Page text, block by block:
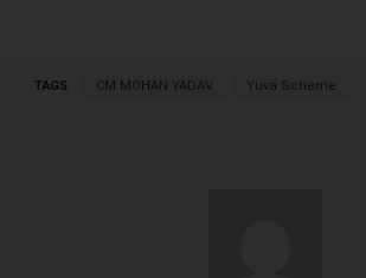
TAGS CM MOHAN YADAV Yuva Scheme